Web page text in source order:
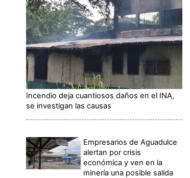
Incendio deja cuantiosos daños en el INA,
se investigan las causas
Empresarios de Aguadulce
alertan por crisis
económica y ven en la
minería una posible salida